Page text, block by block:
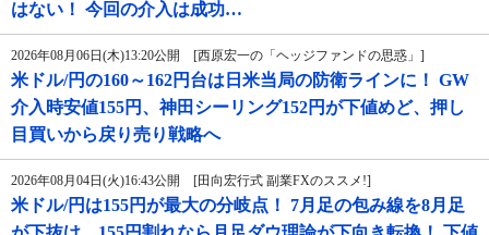
はない！ 今回の介入は成功…
2026年08月06日(木)13:20公開 [西原宏一の「ヘッジファンドの思惑」]
米ドル/円の160～162円台は日米当局の防衛ラインに！ GW
介入時安値155円、神田シーリング152円が下値めど、押し
目買いから戻り売り戦略へ
2026年08月04日(火)16:43公開 [田向宏行式 副業FXのススメ!]
米ドル/円は155円が最大の分岐点！ 7月足の包み線を8月足